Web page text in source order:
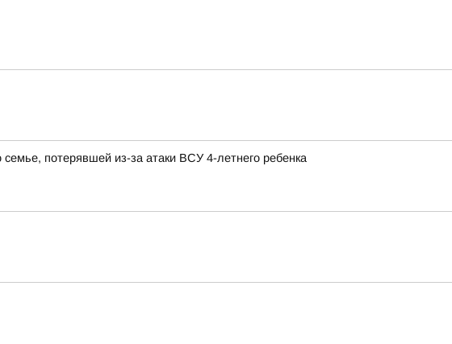
потерявшей из-за атаки ВСУ 4-летнего ребенка